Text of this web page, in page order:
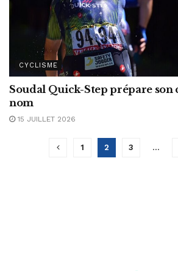
CYCLISME
Soudal Quick-Step prépare son
nom
15 JUILLET 2026
1 2 3 …